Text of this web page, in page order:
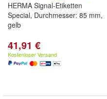
HERMA Signal-Etiketten
Special, Durchmesser: 85 mm,
gelb
41,91 €
Kostenloser Versand